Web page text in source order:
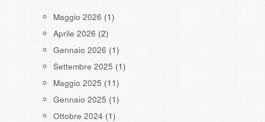
Maggio 2026 (1)
Aprile 2026 (2)
Gennaio 2026 (1)
Settembre 2025 (1)
Maggio 2025 (11)
Gennaio 2025 (1)
Ottobre 2024 (1)